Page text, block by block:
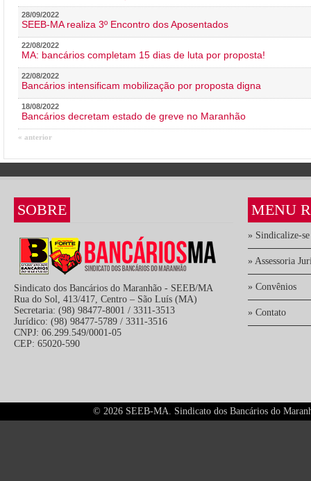
28/09/2022
SEEB-MA realiza 3º Encontro dos Aposentados
22/08/2022
MA: bancários completam 15 dias de luta por proposta!
22/08/2022
Bancários intensificam mobilização por proposta digna
18/08/2022
Bancários decretam estado de greve no Maranhão
« anterior
SOBRE
Sindicato dos Bancários do Maranhão - SEEB/MA
Rua do Sol, 413/417, Centro – São Luís (MA)
Secretaria: (98) 98477-8001 / 3311-3513
Jurídico: (98) 98477-5789 / 3311-3516
CNPJ: 06.299.549/0001-05
CEP: 65020-590
MENU
» Sindicalize-se
» Assessoria
» Convênios
» Contato
© 2026 SEEB-MA. Sindicato dos Bancários do